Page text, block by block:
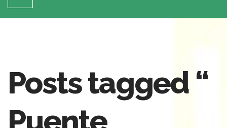
Posts tagged “
Puente